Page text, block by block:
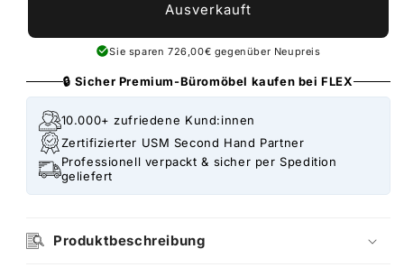
Ausverkauft
Sie sparen 726,00€ gegenüber Neupreis
🔒 Sicher Premium-Büromöbel kaufen bei FLEX
10.000+ zufriedene Kund:innen
Zertifizierter USM Second Hand Partner
Professionell verpackt & sicher per Spedition
geliefert
Produktbeschreibung